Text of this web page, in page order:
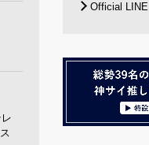
Official LINE